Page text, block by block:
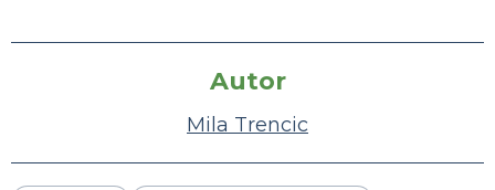
Autor
Mila Trencic